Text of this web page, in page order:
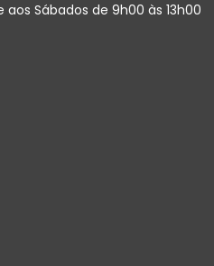
aos Sábados de 9h00 às 13h00